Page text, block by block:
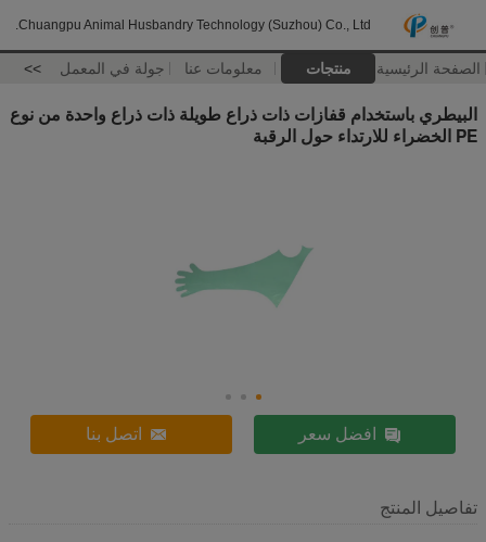
Chuangpu Animal Husbandry Technology (Suzhou) Co., Ltd.
الصفحة الرئيسية منتجات معلومات عنا جولة في المعمل >>
البيطري باستخدام قفازات ذات ذراع طويلة ذات ذراع واحدة من نوع
PE الخضراء للارتداء حول الرقبة
افضل سعر اتصل بنا
تفاصيل المنتج